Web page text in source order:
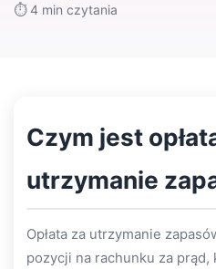
⏱️4 min czytania
Czym jest
utrzymanie
Opłata za utrzymanie
pozycji na rachunku za